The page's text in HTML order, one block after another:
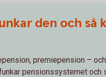
den och så
premiepension –
pensionssystemet och